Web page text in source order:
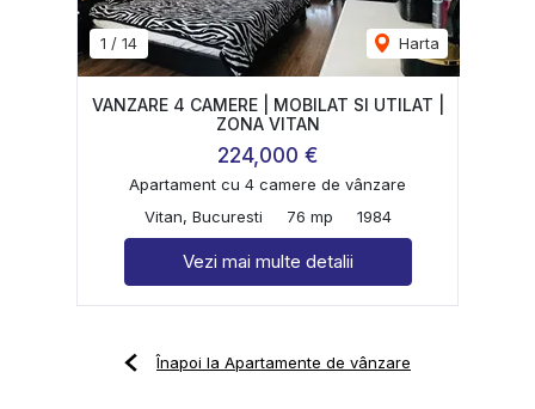
1 / 14 Harta
VANZARE 4 CAMERE | MOBILAT SI UTILAT |
ZONA VITAN
224,000 €
Apartament cu 4 camere de vânzare
Vitan, Bucuresti
76 mp 1984
Vezi mai multe detalii
Înapoi la Apartamente de vânzare